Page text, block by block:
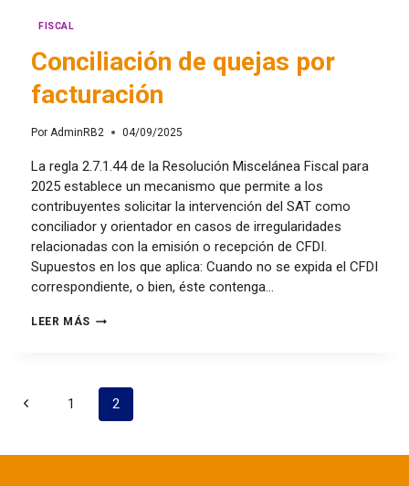
FISCAL
Conciliación de quejas por
facturación
Por AdminRB2 04/09/2025
La regla 2.7.1.44 de la Resolución Miscelánea Fiscal para
2025 establece un mecanismo que permite a los
contribuyentes solicitar la intervención del SAT como
conciliador y orientador en casos de irregularidades
relacionadas con la emisión o recepción de CFDI.
Supuestos en los que aplica: Cuando no se expida el CFDI
correspondiente, o bien, éste contenga…
LEER MÁS
1 2